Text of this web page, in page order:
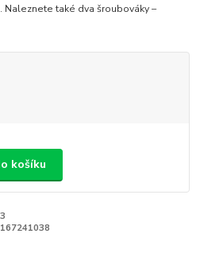
také dva šroubováky –
košíku